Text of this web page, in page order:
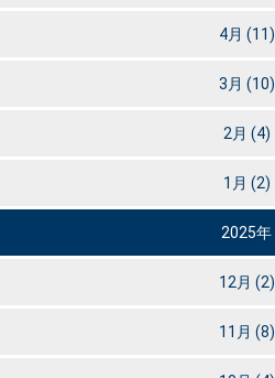
4月 (11)
3月 (10)
2月 (4)
1月 (2)
2025年
12月 (2)
11月 (8)